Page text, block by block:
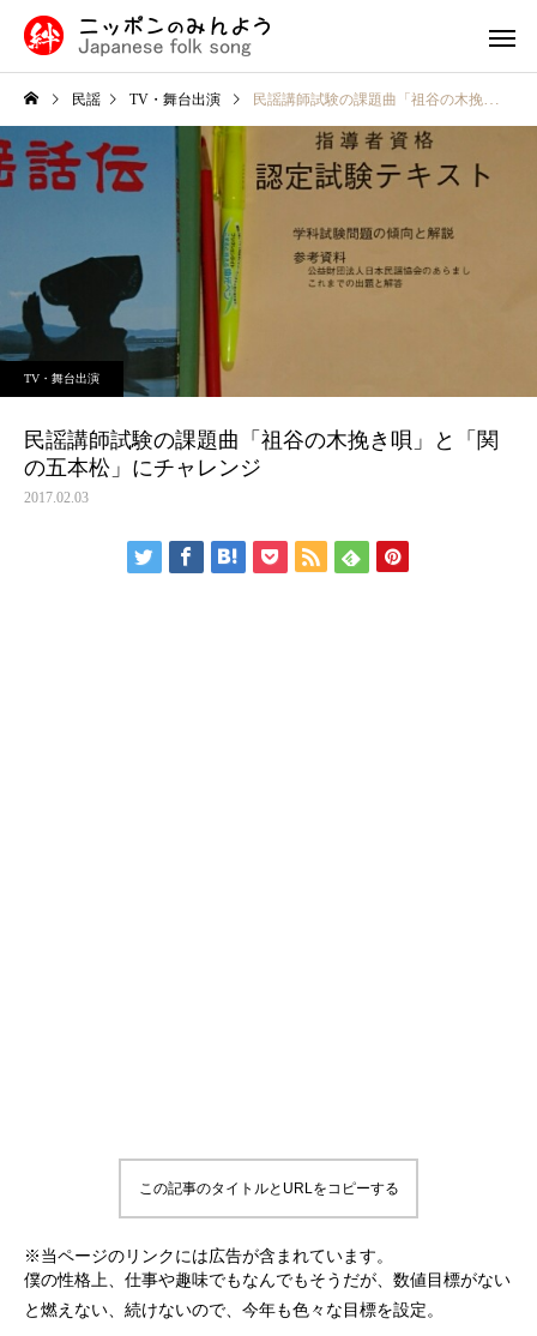
九州・沖縄の民謡 中国・四国
民謡入門
津軽三味線と他の三味線と
の違い
隣に位置する歴史と文
息づく魅力的な町
民謡 TV・舞台出演 民謡講師試験の課題曲「祖谷の木挽き唄」と「関の五本松」にチャレンジ
TV・舞台出演
民謡講師試験の課題曲「祖谷の木挽き唄」と「関
の五本松」にチャレンジ
2017.02.03
この記事のタイトルとURLをコピーする
※当ページのリンクには広告が含まれています。
僕の性格上、仕事や趣味でもなんでもそうだが、数値目標がない
と燃えない、続けないので、今年も色々な目標を設定。